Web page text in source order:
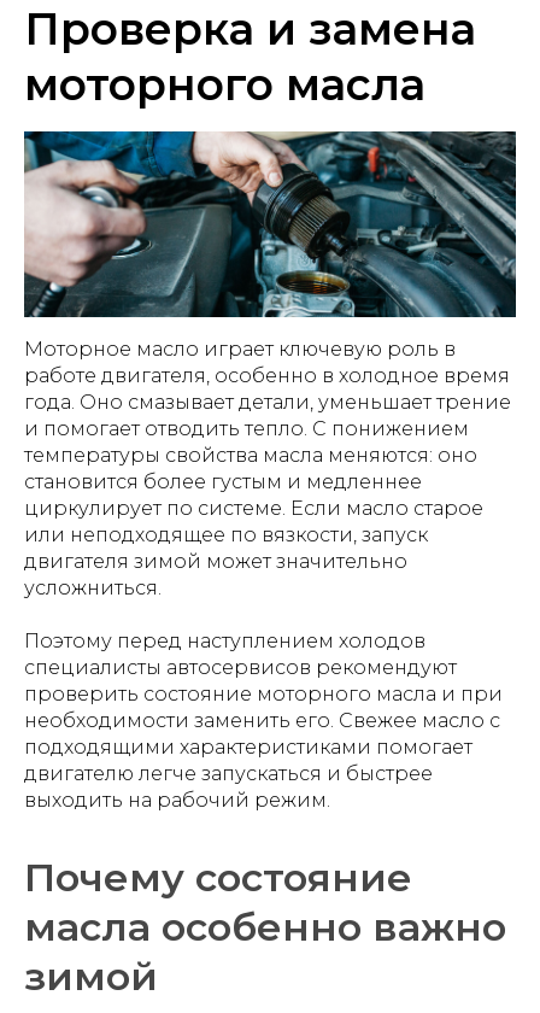
Проверка и замена
моторного масла
Моторное масло играет ключевую роль в
работе двигателя, особенно в холодное время
года. Оно смазывает детали, уменьшает трение
и помогает отводить тепло. С понижением
температуры свойства масла меняются: оно
становится более густым и медленнее
циркулирует по системе. Если масло старое
или неподходящее по вязкости, запуск
двигателя зимой может значительно
усложниться.
Поэтому перед наступлением холодов
специалисты автосервисов рекомендуют
проверить состояние моторного масла и при
необходимости заменить его. Свежее масло с
подходящими характеристиками помогает
двигателю легче запускаться и быстрее
выходить на рабочий режим.
Почему состояние
масла особенно важно
зимой